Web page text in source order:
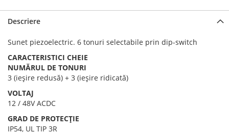
Descriere
Sunet piezoelectric. 6 tonuri selectabile prin dip-switch
CARACTERISTICI CHEIE
NUMĂRUL DE TONURI
3 (ieșire redusă) + 3 (ieșire ridicată)
VOLTAJ
12 / 48V ACDC
GRAD DE PROTECȚIE
IP54, UL TIP 3R